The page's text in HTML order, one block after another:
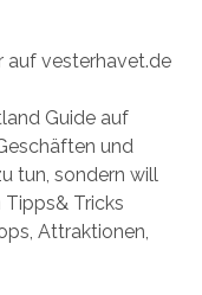
auf vesterhavet.de
Guide auf
und
tun, sondern will
Tipps& Tricks
Attraktionen,